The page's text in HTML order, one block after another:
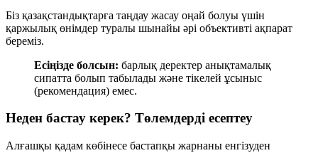
Біз қазақстандықтарға таңдау жасау оңай болуы үшін
қаржылық өнімдер туралы шынайы әрі объективті ақпарат
береміз.
Есіңізде болсын: барлық деректер анықтамалық
сипатта болып табылады және тікелей ұсыныс
(рекомендация) емес.
Неден бастау керек? Төлемдерді есептеу
Алғашқы қадам көбінесе бастапқы жарнаны енгізуден